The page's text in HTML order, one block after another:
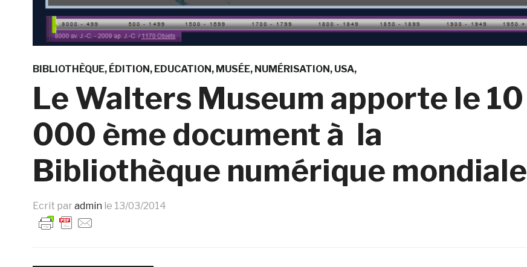
BIBLIOTHÈQUE ÉDITION EDUCATION MUSÉE NUMÉRISATION USA
Le Walters Museum apporte le 10
000 ème document à la
Bibliothèque numérique mondiale
Ecrit par admin le 13/03/2014